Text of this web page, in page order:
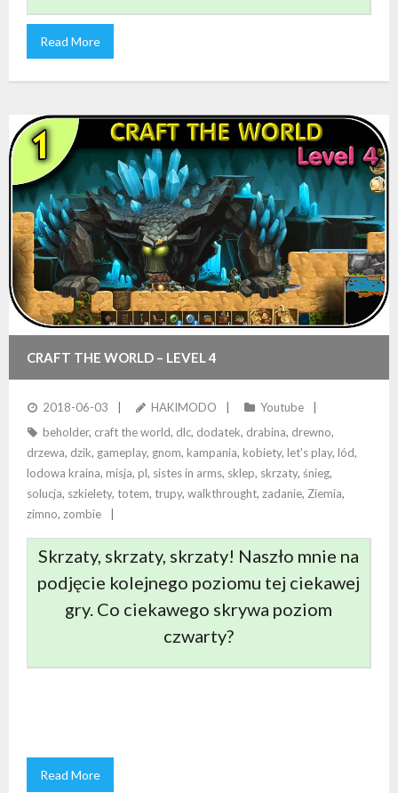
Read More
CRAFT THE WORLD – LEVEL 4
2018-06-03 HAKIMODO
Youtube
beholder, craft the world, dlc, dodatek, drabina, drewno,
drzewa, dzik, gameplay, gnom, kampania, kobiety, let's play, lód,
lodowa kraina, misja, pl, sistes in arms, sklep, skrzaty, śnieg,
solucja, szkielety, totem, trupy, walkthrought, zadanie, Ziemia,
zimno, zombie
Skrzaty, skrzaty, skrzaty! Naszło mnie na
podjęcie kolejnego poziomu tej ciekawej
gry. Co ciekawego skrywa poziom
czwarty?
Read More